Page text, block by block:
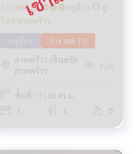
ว่าง พค 70 🔴🟢🟡จตุจักร 💥 ยู
วิภา-ลาดพร้าว
ว่าง พค 70
ลาดพร้าว เซ็นทรัล
ลาดพร้าว
328
พื้นที่ : 31.50 ตร.ม.
1 1 8